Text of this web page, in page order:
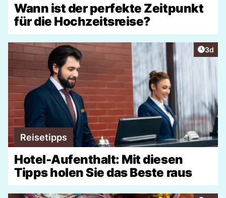
Wann ist der perfekte Zeitpunkt
für die Hochzeitsreise?
3d
Reisetipps
Hotel-Aufenthalt: Mit diesen
Tipps holen Sie das Beste raus